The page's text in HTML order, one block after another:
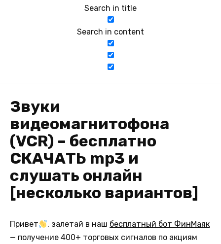
Search in title
Search in content
Звуки
видеомагнитофона
(VCR) – бесплатно
СКАЧАТЬ mp3 и
слушать онлайн
[несколько вариантов]
Привет , залетай в наш бесплатный бот ФинМаяк
— получение 400+ торговых сигналов по акциям